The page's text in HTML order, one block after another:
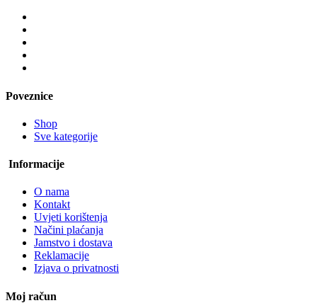
Poveznice
Shop
Sve kategorije
Informacije
O nama
Kontakt
Uvjeti korištenja
Načini plaćanja
Jamstvo i dostava
Reklamacije
Izjava o privatnosti
Moj račun